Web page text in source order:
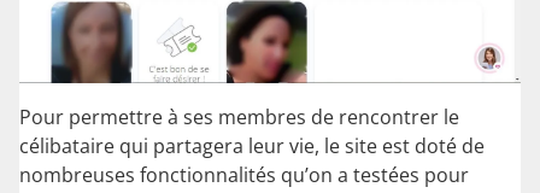
Pour permettre à ses membres de rencontrer le
célibataire qui partagera leur vie, le site est doté de
nombreuses fonctionnalités qu’on a testées pour